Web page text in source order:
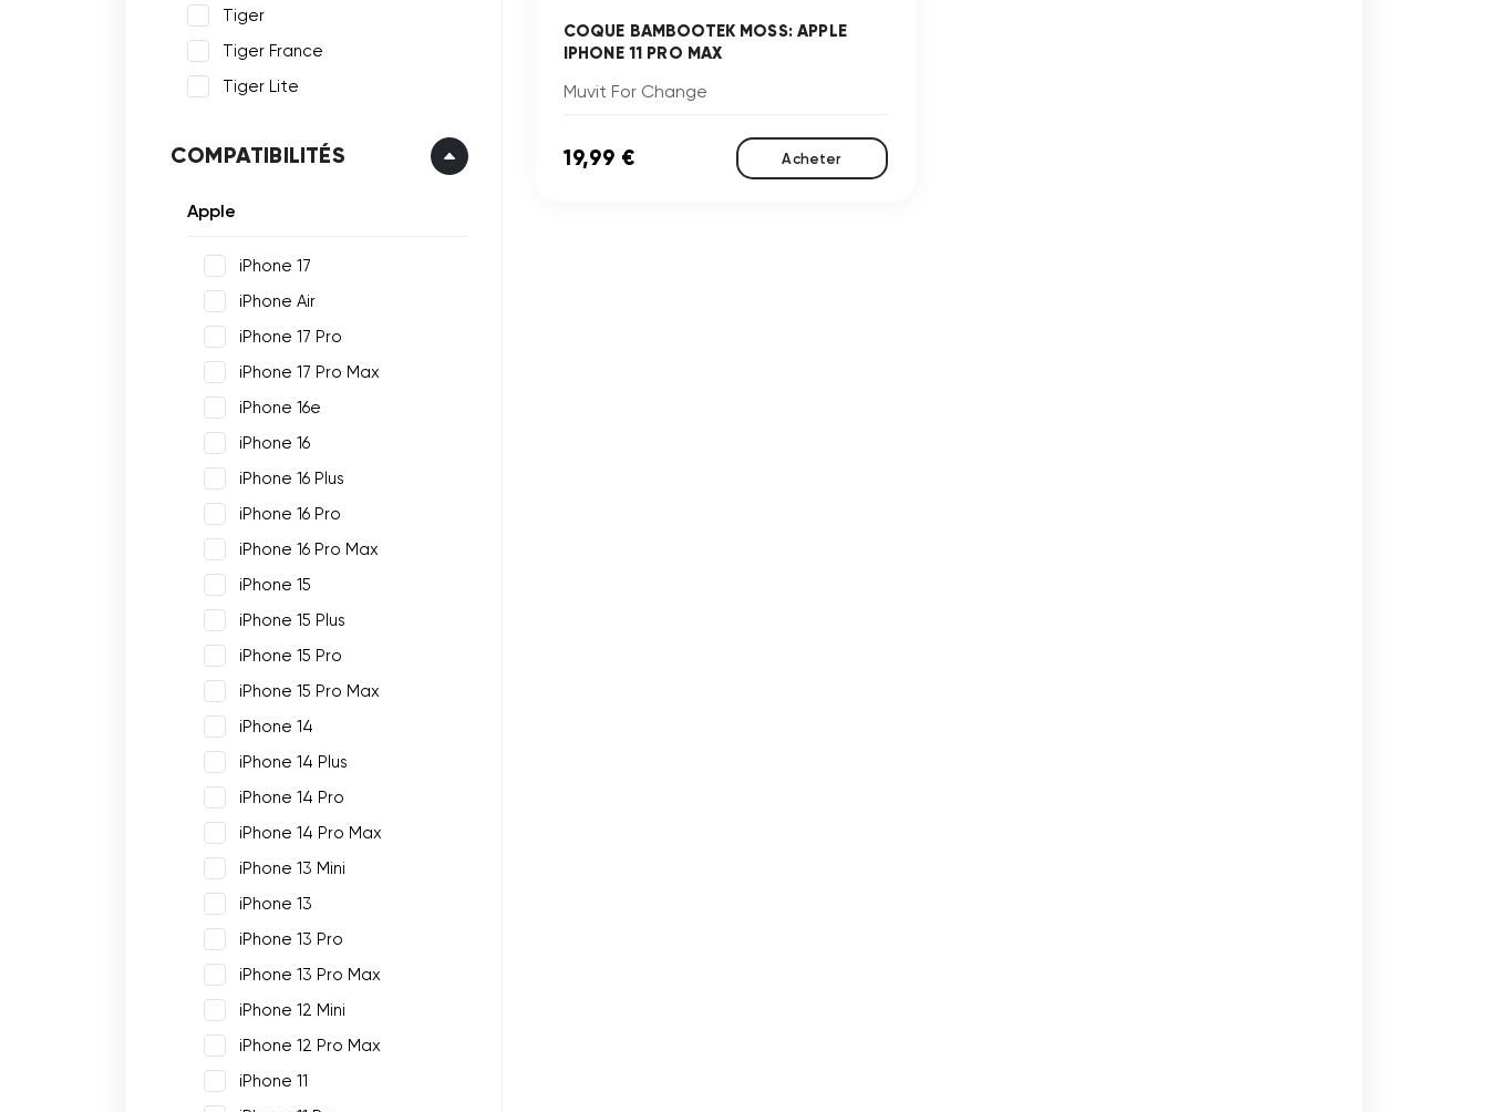
Tiger
Tiger France
Tiger Lite
COMPATIBILITÉS
Apple
iPhone 17
iPhone Air
iPhone 17 Pro
iPhone 17 Pro Max
iPhone 16e
iPhone 16
iPhone 16 Plus
iPhone 16 Pro
iPhone 16 Pro Max
iPhone 15
iPhone 15 Plus
iPhone 15 Pro
iPhone 15 Pro Max
iPhone 14
iPhone 14 Plus
iPhone 14 Pro
iPhone 14 Pro Max
iPhone 13 Mini
iPhone 13
iPhone 13 Pro
iPhone 13 Pro Max
iPhone 12 Mini
iPhone 12 Pro Max
iPhone 11
COQUE BAMBOOTEK MOSS: APPLE
IPHONE 11 PRO MAX
Muvit For Change
19,99 € Acheter